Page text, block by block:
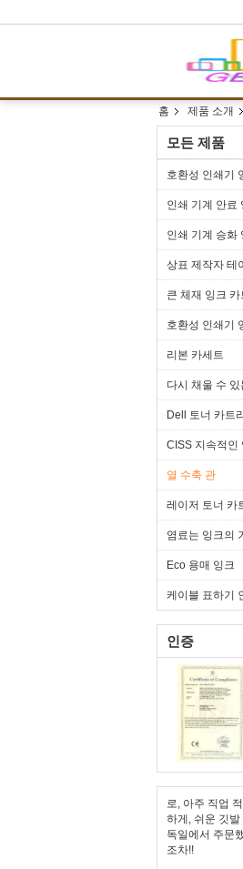
홈 제품 소개
모든 제품
호환성 인쇄기
인쇄 기계 안료
인쇄 기계 승화
상표 제작자 테
큰 체재 잉크 카
호환성 인쇄기
리본 카세트
다시 채울 수 있
Dell 토너 카트
CISS 지속적인
열 수축 관
레이저 토너 카
염료는 잉크의
Eco 용매 잉크
케이블 표하기
인증
로, 아주 직업
하게, 쉬운 깃
독일에서 주문
조차!!